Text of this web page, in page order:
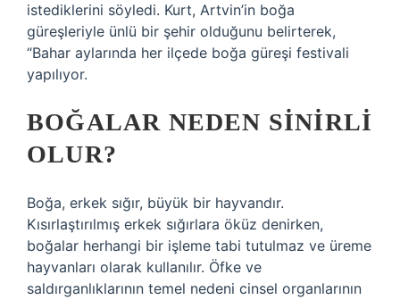
istediklerini söyledi. Kurt, Artvin’in boğa
güreşleriyle ünlü bir şehir olduğunu belirterek,
“Bahar aylarında her ilçede boğa güreşi festivali
yapılıyor.
BOĞALAR NEDEN SINIRLI
OLUR?
Boğa, erkek sığır, büyük bir hayvandır.
Kısırlaştırılmış erkek sığırlara öküz denirken,
boğalar herhangi bir işleme tabi tutulmaz ve üreme
hayvanları olarak kullanılır. Öfke ve
saldırganlıklarının temel nedeni cinsel organlarının